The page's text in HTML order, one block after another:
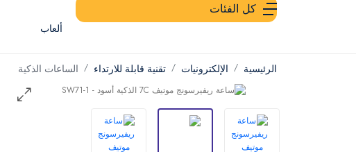
كل الفئات
ألعاب
الرئيسية الإلكترونيات تقنية قابلة للارتداء الساعات الذكية